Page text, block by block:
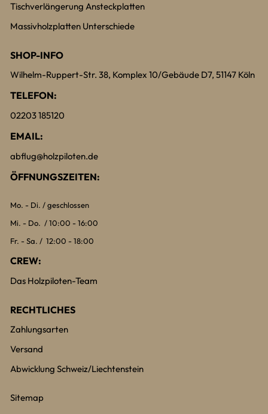
Tischverlängerung Ansteckplatten
Massivholzplatten Unterschiede
SHOP-INFO
Wilhelm-Ruppert-Str. 38, Komplex 10/Gebäude D7, 51147 Köln
TELEFON:
02203 185120
EMAIL:
abflug@holzpiloten.de
ÖFFNUNGSZEITEN:
Mo. - Di. / geschlossen
Mi. - Do. / 10:00 - 16:00
Fr. - Sa. / 12:00 - 18:00
CREW:
Das Holzpiloten-Team
RECHTLICHES
Zahlungsarten
Versand
Abwicklung Schweiz/Liechtenstein
Sitemap